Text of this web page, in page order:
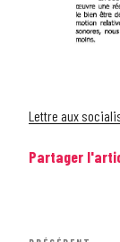
Lettre aux
Partager